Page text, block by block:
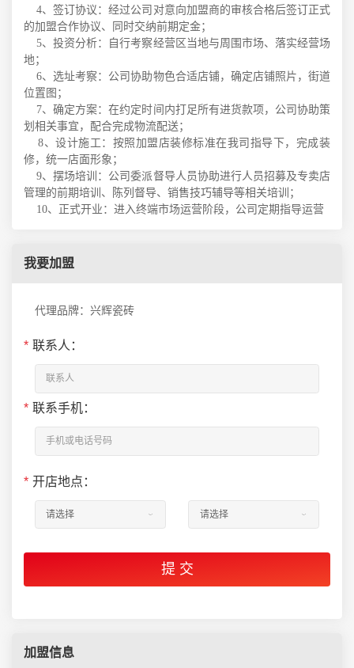
4、签订协议：经过公司对意向加盟商的审核合格后签订正式
的加盟合作协议、同时交纳前期定金；
5、投资分析：自行考察经营区当地与周围市场、落实经营场
地；
6、选址考察：公司协助物色合适店铺，确定店铺照片，街道
位置图；
7、确定方案：在约定时间内打足所有进货款项，公司协助策
划相关事宜，配合完成物流配送；
8、设计施工：按照加盟店装修标准在我司指导下，完成装
修，统一店面形象；
9、摆场培训：公司委派督导人员协助进行人员招募及专卖店
管理的前期培训、陈列督导、销售技巧辅导等相关培训；
10、正式开业：进入终端市场运营阶段，公司定期指导运营
我要加盟
代理品牌：兴辉瓷砖
* 联系人：
* 联系手机：
* 开店地点：
加盟信息